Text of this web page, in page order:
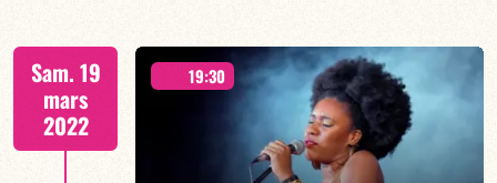
Sam. 19
mars
2022
19:30